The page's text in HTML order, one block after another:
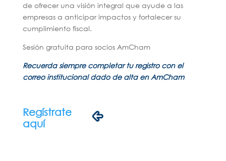
de ofrecer una visión integral que ayude a las
empresas a anticipar impactos y fortalecer su
cumplimiento fiscal.
Sesión gratuita para socios AmCham
Recuerda siempre completar tu registro con el
correo institucional dado de alta en AmCham
Regístrate
aquí